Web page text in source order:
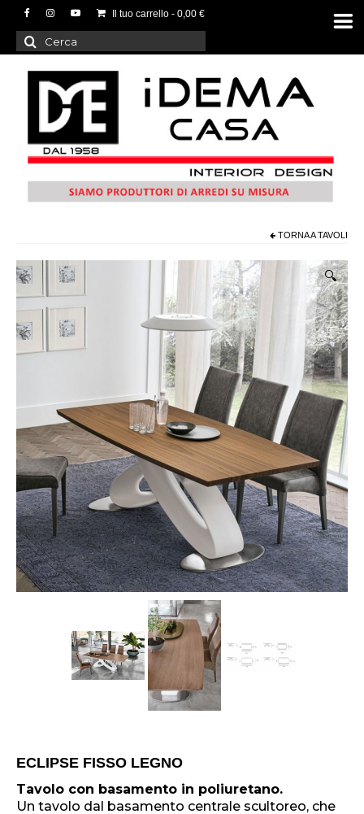
Il tuo carrello - 0,00 €
Cerca:
TORNA ATAVOLI
🔍
ECLIPSE FISSO LEGNO
Tavolo con basamento in poliuretano.
Un tavolo dal basamento centrale scultoreo, che